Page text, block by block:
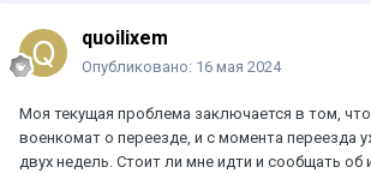
quoilixem
Опубликовано: 16 мая 2024
Моя текущая проблема заключается в том,
военкомат о переезде, и с момента переезда
двух недель. Стоит ли мне идти и сообщать об